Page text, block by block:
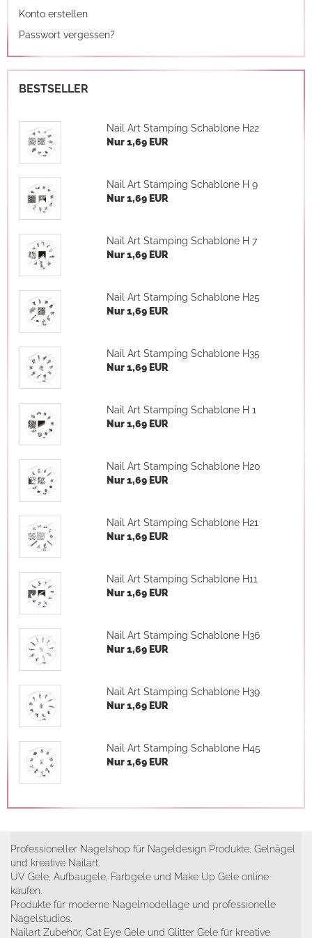
Konto erstellen
Passwort vergessen?
BESTSELLER
Nail Art Stamping Schablone H22
Nur 1,69 EUR
Nail Art Stamping Schablone H 9
Nur 1,69 EUR
Nail Art Stamping Schablone H 7
Nur 1,69 EUR
Nail Art Stamping Schablone H25
Nur 1,69 EUR
Nail Art Stamping Schablone H35
Nur 1,69 EUR
Nail Art Stamping Schablone H 1
Nur 1,69 EUR
Nail Art Stamping Schablone H20
Nur 1,69 EUR
Nail Art Stamping Schablone H21
Nur 1,69 EUR
Nail Art Stamping Schablone H11
Nur 1,69 EUR
Nail Art Stamping Schablone H36
Nur 1,69 EUR
Nail Art Stamping Schablone H39
Nur 1,69 EUR
Nail Art Stamping Schablone H45
Nur 1,69 EUR
Professioneller Nagelshop für Nageldesign Produkte, Gelnägel
und kreative Nailart.
UV Gele, Aufbaugele, Farbgele und Make Up Gele online
kaufen.
Produkte für moderne Nagelmodellage und professionelle
Nagelstudios.
Nailart Zubehör, Cat Eye Gele und Glitter Gele für kreative